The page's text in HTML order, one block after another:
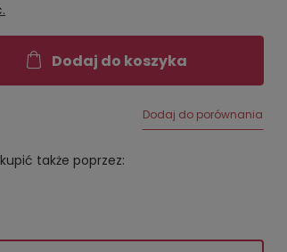
Dodaj do koszyka
Dodaj do porównania
także poprzez: